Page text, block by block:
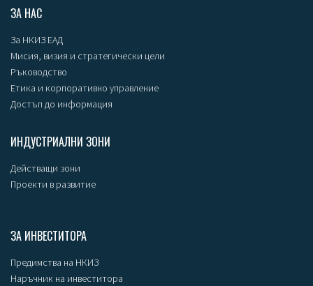
ЗА НАС
За НКИЗ ЕАД
Мисия, визия и стратегически цели
Ръководство
Етика и корпоративно управление
Достъп до информация
ИНДУСТРИАЛНИ ЗОНИ
Действащи зони
Проекти в развитие
ЗА ИНВЕСТИТОРА
Предимства на НКИЗ
Наръчник на инвеститора